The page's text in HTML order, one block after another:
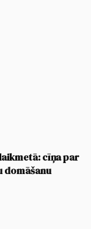
cīņa par
domāšanu